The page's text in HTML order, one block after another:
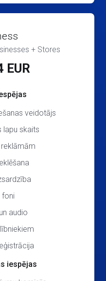
+ Stores
EUR
veidotājs
lapu skaits
foni
audio
iespējas